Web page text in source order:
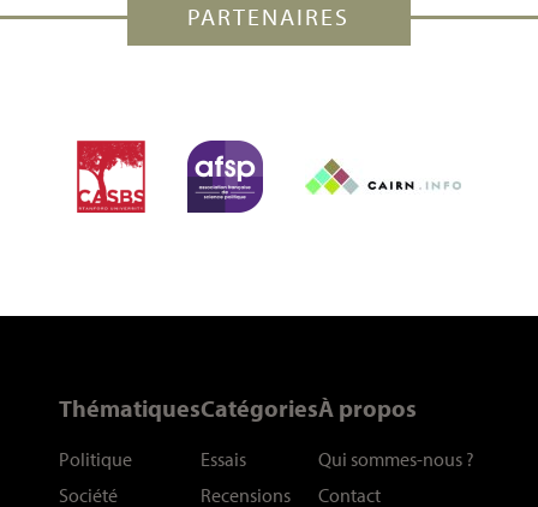
PARTENAIRES
Thématiques
Politique
Société
Catégories
Essais
Recensions
À propos
Qui sommes-nous ?
Contact